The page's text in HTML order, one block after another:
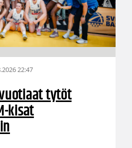
22:47
tytöt
kisat